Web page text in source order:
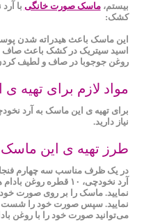
بیستم،ماسک صورت خانگی با
کشک:
این ماسک باعث هیدراته‌ شدن
اسید سیتریک در کشک باعث
روغن جوجوبا در صاف و لطیف
مواد لازم برای تهیه
برای تهیه ی این ماسک به آرد
نیاز دارید.
طرز تهیه ی این
در یک ظرف مناسب سه چهارم
آرد نخودچی، ۱۰ قطره
نمایید. سپس صورت خود را
می‌توانید صورت خود را با روغن